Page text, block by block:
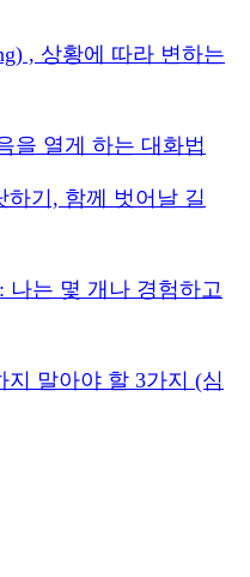
, 상황에 따라 변하는
을 열게 하는 대화법
하기, 함께 벗어날 길
나는 몇 개나 경험하고
말아야 할 3가지 (심